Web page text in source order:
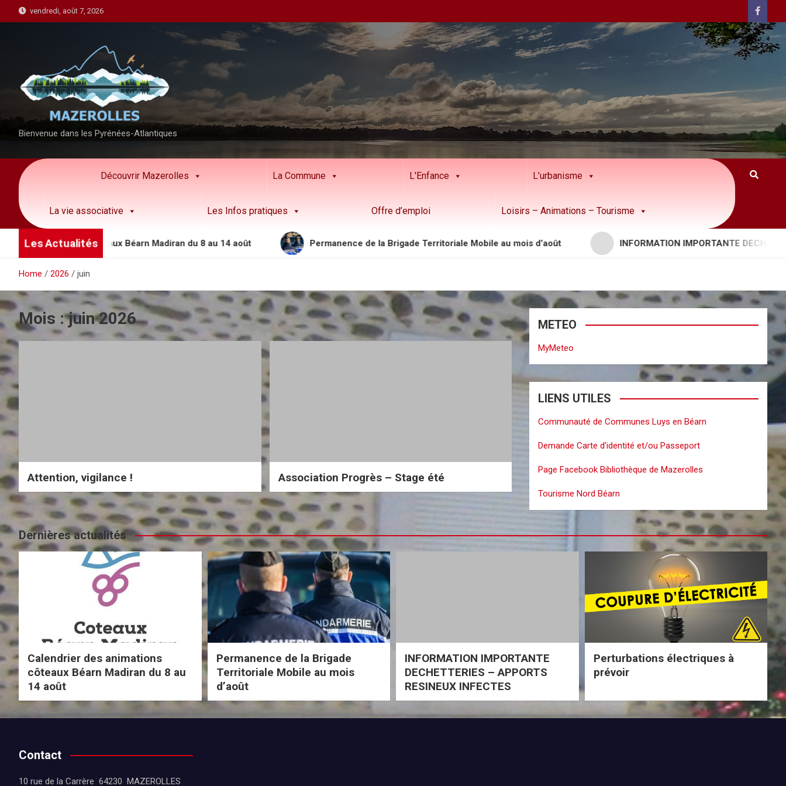
k
vendredi, août 7, 2026
Bienvenue dans les Pyrénées-Atlantiques
Découvrir Mazerolles La Commune L'Enfance L’urbanisme
La vie associative Les Infos pratiques Offre d’emploi Loisirs – Animations – Tourisme
Les Actualités
animations côteaux Béarn Madiran du 8 au 14 août Permanence de la Brigade Territoriale Mobile au mois d’août INFORMATION IMPORTANTE
Home 2026 juin
Mois :juin 2026
Attention, vigilance ! Association Progrès – Stage été
METEO
MyMeteo
LIENS UTILES
Communauté de Communes Luys en Béarn
Demande Carte d’identité et/ou Passeport
Page Facebook Bibliothèque de Mazerolles
Tourisme Nord Béarn
Dernières actualités
Calendrier des animations
côteaux Béarn Madiran du 8 au
14 août
Permanence de la Brigade
Territoriale Mobile au mois
d’août
INFORMATION IMPORTANTE
DECHETTERIES – APPORTS
RESINEUX INFECTES
Perturbations électriques à
prévoir
Contact
10 rue de la Carrère 64230 MAZEROLLES